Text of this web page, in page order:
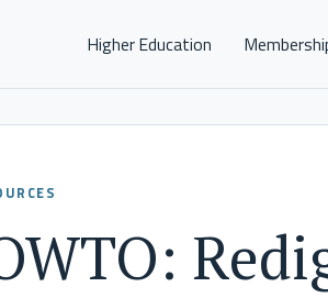
Higher Education